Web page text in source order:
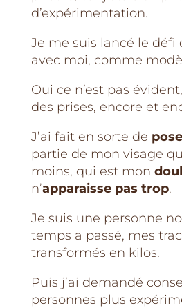
d’expérimentation.
Je me suis lancé le défi
avec moi, comme
Oui ce n’est pas
des prises, encore et
J’ai fait en sorte de
partie de mon visage
moins, qui est mon
n’apparaisse pas trop.
Je suis une personne
temps a passé, mes
transformés en kilos.
Puis j’ai demandé
personnes plus